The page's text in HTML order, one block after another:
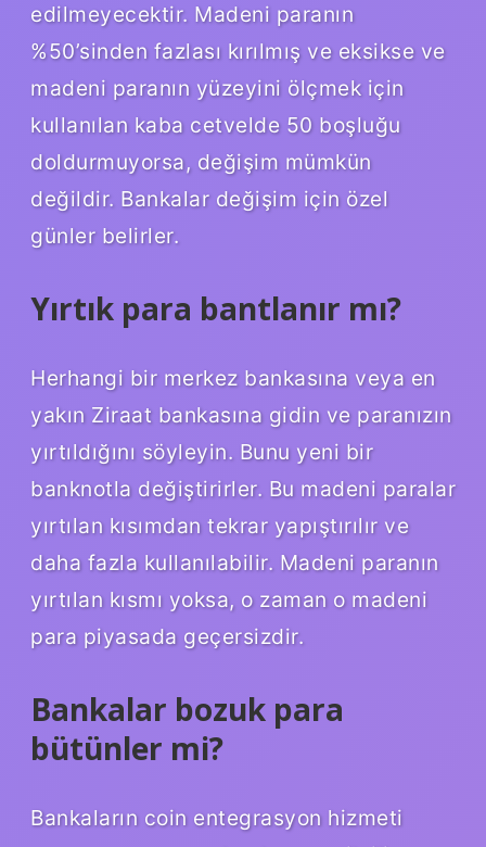
edilmeyecektir. Madeni paranın
%50’sinden fazlası kırılmış ve eksikse ve
madeni paranın yüzeyini ölçmek için
kullanılan kaba cetvelde 50 boşluğu
doldurmuyorsa, değişim mümkün
değildir. Bankalar değişim için özel
günler belirler.
Yırtık para bantlanır mı?
Herhangi bir merkez bankasına veya en
yakın Ziraat bankasına gidin ve paranızın
yırtıldığını söyleyin. Bunu yeni bir
banknotla değiştirirler. Bu madeni paralar
yırtılan kısımdan tekrar yapıştırılır ve
daha fazla kullanılabilir. Madeni paranın
yırtılan kısmı yoksa, o zaman o madeni
para piyasada geçersizdir.
Bankalar bozuk para
bütünler mi?
Bankaların coin entegrasyon hizmeti